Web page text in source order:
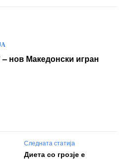
нов Македонски игран
Следната статија
Диета со грозје е